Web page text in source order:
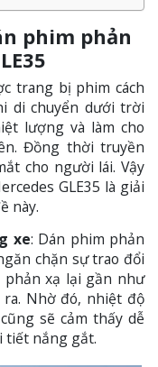
phim phản
trang bị phim cách
di chuyển dưới trời
lượng và làm cho
Đồng thời truyền
cho người lái. Vậy
GLE35 là giải
này.
xe: Dán phim phản
chặn sự trao đổi
xạ lại gần như
Nhờ đó, nhiệt độ
sẽ cảm thấy dễ
tiết nắng gắt.